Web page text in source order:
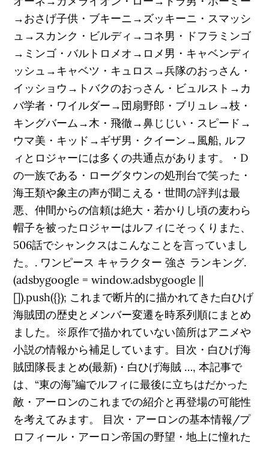
→おさげ子供・ブキーニ→ズッキーニ・スマッシ
ュ→スカンク・ビルディ→コネ男・ドフラミンゴ
→ミンゴ・バルトロメオ→ロメ男・キャベンディ
ッシュ→キャベツ・キュロス→兵隊のおっさん・
イッショウ→トバクのおっさん・ビュルスト→カ
バ学者・ワイルダー→団扇野郎・ブリュレ→枝・
キングバーム→木・飛徹→鼻じじい・スピード→
ウマ美・キッド→ギザ男・クイーン→風船, ルフ
ィとロジャーには多くの共通点があります。・D
の一族である・ローグタウンの処刑台で笑った・
海王類や象主の声が聞こえる・世間の評判は最
悪、仲間からの信頼は絶大・若かりし頃の麦わら
帽子を被ったロジャーはルフィにそっくりまた、
506話でシャンクスはこんなことを言っていまし
た。. ワンピース キャラクター 強さ ランキング.
(adsbygoogle = window.adsbygoogle ||
[]).push({}); これまで断片的に描かれてきた白ひげ
海賊団の歴史とメンバー変遷を時系列順にまとめ
ました。※原作で描かれていない箇所はアニメや
小説の情報から補足しています。目次・白ひげ海
賊団隊長まとめ(最新)・白ひげ海賊 …, 本記事で
は、“東の海”編でルフィに最後に立ちはだかった
敵・アーロンのこれまでの紹介と再登場の可能性
を考えてみます。 目次・アーロンの基本情報/プ
ロフィール・アーロン帝国の野望・地上に憧れた